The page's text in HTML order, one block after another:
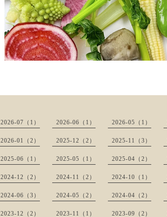
2026-07（1） 2026-06（1） 2026-05（1）
2026-01（2） 2025-12（2） 2025-11（3）
2025-06（1） 2025-05（1） 2025-04（2）
2024-12（2） 2024-11（2） 2024-10（1）
2024-06（3） 2024-05（2） 2024-04（2）
2023-12（2） 2023-11（1） 2023-09（2）